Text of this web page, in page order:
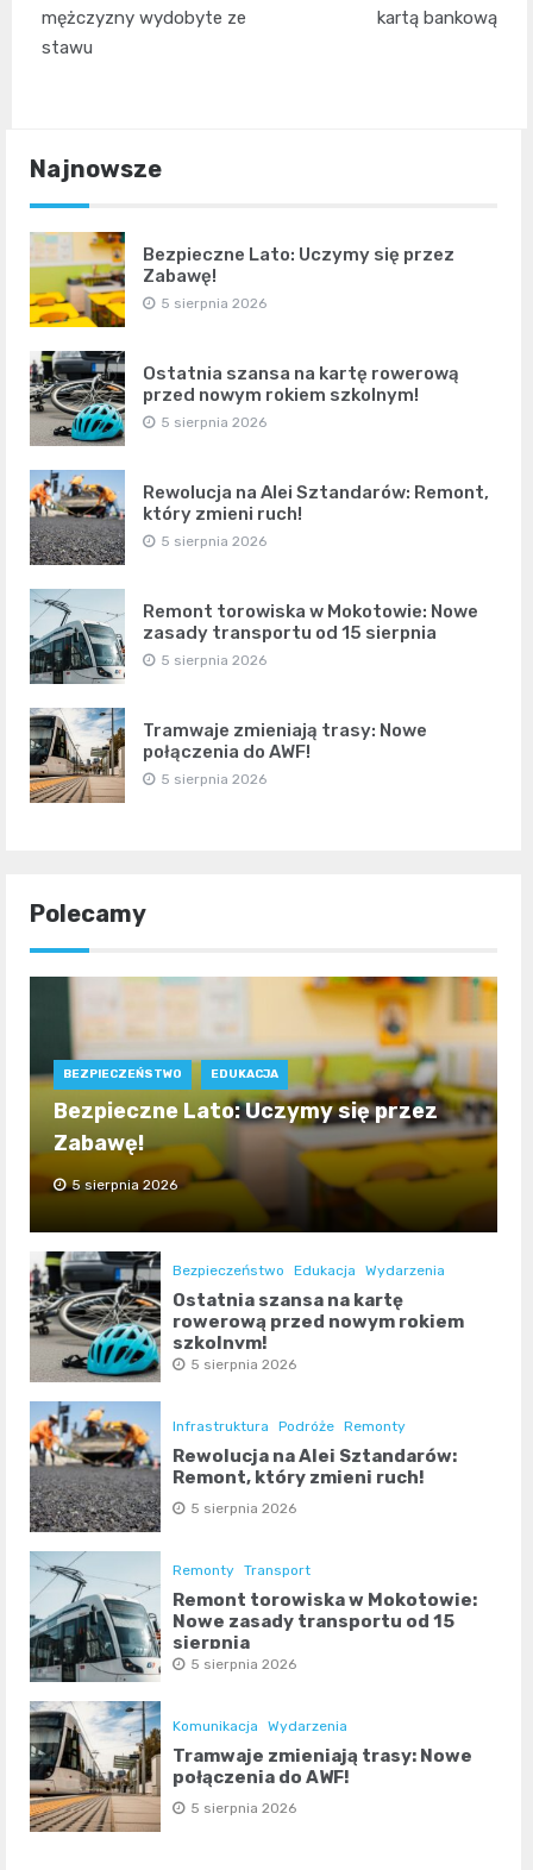
mężczyzny wydobyte ze
stawu
kartą bankową
Najnowsze
Bezpieczne Lato: Uczymy się przez
Zabawę!
5 sierpnia 2026
Ostatnia szansa na kartę rowerową
przed nowym rokiem szkolnym!
5 sierpnia 2026
Rewolucja na Alei Sztandarów: Remont,
który zmieni ruch!
5 sierpnia 2026
Remont torowiska w Mokotowie: Nowe
zasady transportu od 15 sierpnia
5 sierpnia 2026
Tramwaje zmieniają trasy: Nowe
połączenia do AWF!
5 sierpnia 2026
Polecamy
BEZPIECZEŃSTWO EDUKACJA
Bezpieczne Lato: Uczymy się przez
Zabawę!
5 sierpnia 2026
Bezpieczeństwo Edukacja Wydarzenia
Ostatnia szansa na kartę
rowerową przed nowym rokiem
szkolnym!
5 sierpnia 2026
Infrastruktura Podróże Remonty
Rewolucja na Alei Sztandarów:
Remont, który zmieni ruch!
5 sierpnia 2026
Remonty Transport
Remont torowiska w Mokotowie:
Nowe zasady transportu od 15
sierpnia
5 sierpnia 2026
Komunikacja Wydarzenia
Tramwaje zmieniają trasy: Nowe
połączenia do AWF!
5 sierpnia 2026